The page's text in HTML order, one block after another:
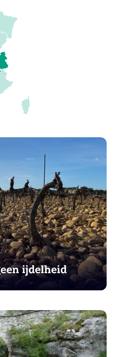
ijdelheid